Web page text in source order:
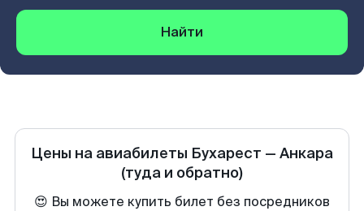
Найти
Цены на авиабилеты Бухарест — Анкара
(туда и обратно)
😍 Вы можете купить билет без посредников